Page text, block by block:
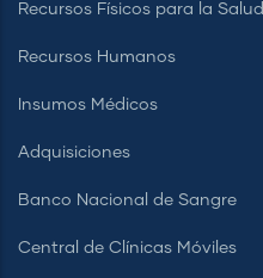
Recursos Físicos para la Salud
Recursos Humanos
Insumos Médicos
Adquisiciones
Banco Nacional de Sangre
Central de Clínicas Móviles